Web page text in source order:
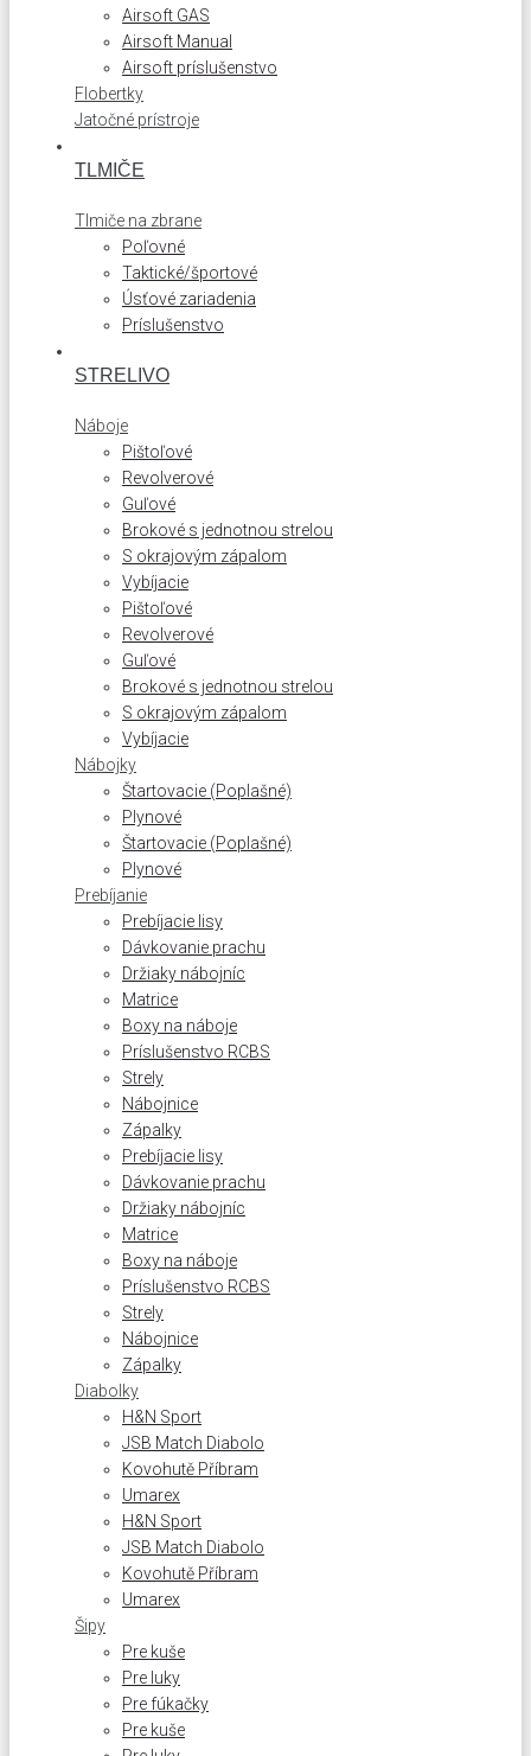
Airsoft GAS
Airsoft Manual
Airsoft príslušenstvo
Flobertky
Jatočné prístroje
TLMIČE
Tlmiče na zbrane
Poľovné
Taktické/športové
Úsťové zariadenia
Príslušenstvo
STRELIVO
Náboje
Pištoľové
Revolverové
Guľové
Brokové s jednotnou strelou
S okrajovým zápalom
Vybíjacie
Pištoľové
Revolverové
Guľové
Brokové s jednotnou strelou
S okrajovým zápalom
Vybíjacie
Nábojky
Štartovacie (Poplašné)
Plynové
Štartovacie (Poplašné)
Plynové
Prebíjanie
Prebíjacie lisy
Dávkovanie prachu
Držiaky nábojníc
Matrice
Boxy na náboje
Príslušenstvo RCBS
Strely
Nábojnice
Zápalky
Prebíjacie lisy
Dávkovanie prachu
Držiaky nábojníc
Matrice
Boxy na náboje
Príslušenstvo RCBS
Strely
Nábojnice
Zápalky
Diabolky
H&N Sport
JSB Match Diabolo
Kovohutě Příbram
Umarex
H&N Sport
JSB Match Diabolo
Kovohutě Příbram
Umarex
Šipy
Pre kuše
Pre luky
Pre fúkačky
Pre kuše